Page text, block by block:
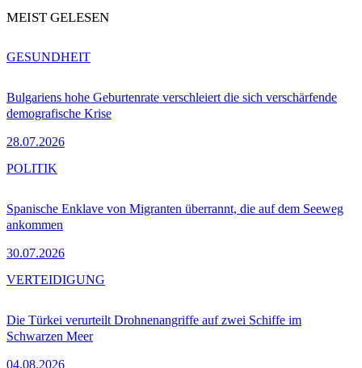
MEIST GELESEN
Bulgariens hohe Geburtenrate verschleiert die sich verschärfende
demografische Krise
28.07.2026
GESUNDHEIT
Spanische Enklave von Migranten überrannt, die auf dem Seeweg
ankommen
30.07.2026
POLITIK
Die Türkei verurteilt Drohnenangriffe auf zwei Schiffe im
Schwarzen Meer
04.08.2026
VERTEIDIGUNG